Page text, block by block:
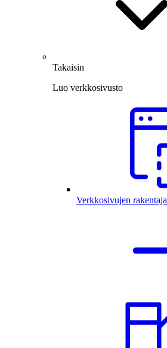
Takaisin
Luo verkkosivusto
Verkkosivujen rakentaja